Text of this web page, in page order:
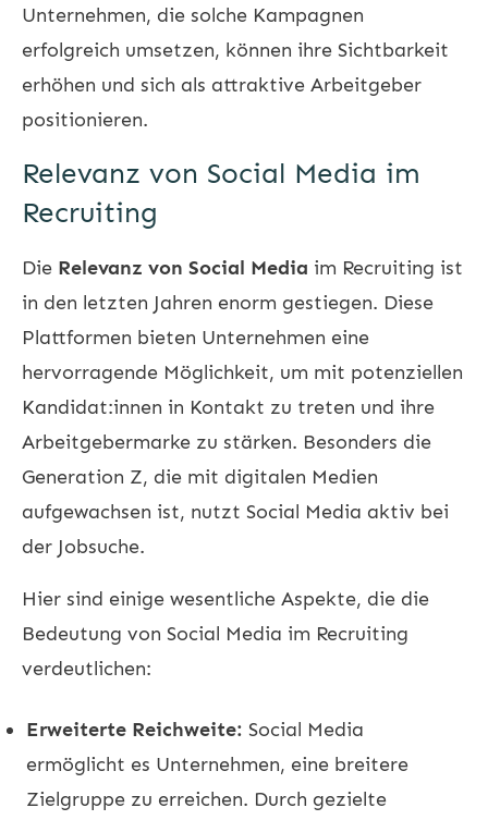
Unternehmen, die solche Kampagnen
erfolgreich umsetzen, können ihre Sichtbarkeit
erhöhen und sich als attraktive Arbeitgeber
positionieren.
Relevanz von Social Media im
Recruiting
Die Relevanz von Social Media im Recruiting ist
in den letzten Jahren enorm gestiegen. Diese
Plattformen bieten Unternehmen eine
hervorragende Möglichkeit, um mit potenziellen
Kandidat:innen in Kontakt zu treten und ihre
Arbeitgebermarke zu stärken. Besonders die
Generation Z, die mit digitalen Medien
aufgewachsen ist, nutzt Social Media aktiv bei
der Jobsuche.
Hier sind einige wesentliche Aspekte, die die
Bedeutung von Social Media im Recruiting
verdeutlichen:
Erweiterte Reichweite: Social Media
ermöglicht es Unternehmen, eine breitere
Zielgruppe zu erreichen. Durch gezielte